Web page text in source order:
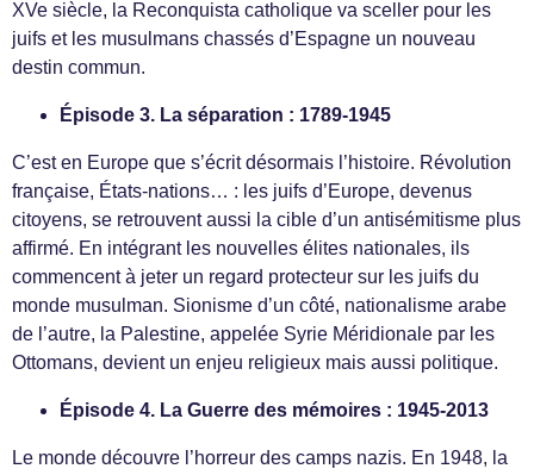
XVe siècle, la Reconquista catholique va sceller pour les
juifs et les musulmans chassés d’Espagne un nouveau
destin commun.
Épisode 3. La séparation : 1789-1945
C’est en Europe que s’écrit désormais l’histoire. Révolution
française, États-nations… : les juifs d’Europe, devenus
citoyens, se retrouvent aussi la cible d’un antisémitisme plus
affirmé. En intégrant les nouvelles élites nationales, ils
commencent à jeter un regard protecteur sur les juifs du
monde musulman. Sionisme d’un côté, nationalisme arabe
de l’autre, la Palestine, appelée Syrie Méridionale par les
Ottomans, devient un enjeu religieux mais aussi politique.
Épisode 4. La Guerre des mémoires : 1945-2013
Le monde découvre l’horreur des camps nazis. En 1948, la